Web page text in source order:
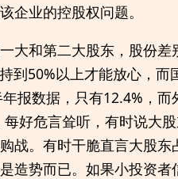
企业的控股权问题。
大和第二大股东，股份差
50%以上才能放心，而
报数据，只有12.4%，而
好危言耸听，有时说大
战。有时干脆直言大股东
造势而已。如果小投资